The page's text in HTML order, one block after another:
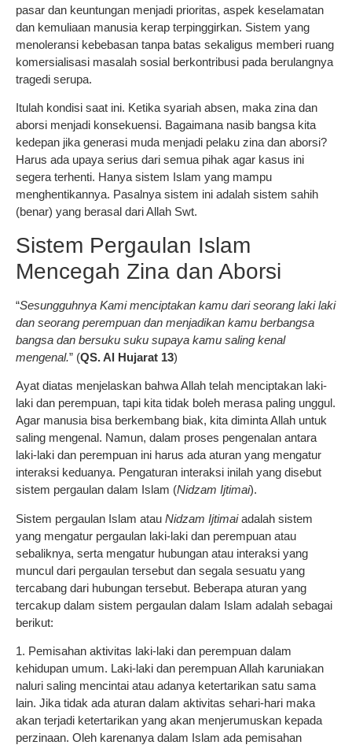
pasar dan keuntungan menjadi prioritas, aspek keselamatan
dan kemuliaan manusia kerap terpinggirkan. Sistem yang
menoleransi kebebasan tanpa batas sekaligus memberi ruang
komersialisasi masalah sosial berkontribusi pada berulangnya
tragedi serupa.
Itulah kondisi saat ini. Ketika syariah absen, maka zina dan
aborsi menjadi konsekuensi. Bagaimana nasib bangsa kita
kedepan jika generasi muda menjadi pelaku zina dan aborsi?
Harus ada upaya serius dari semua pihak agar kasus ini
segera terhenti. Hanya sistem Islam yang mampu
menghentikannya. Pasalnya sistem ini adalah sistem sahih
(benar) yang berasal dari Allah Swt.
Sistem Pergaulan Islam
Mencegah Zina dan Aborsi
“Sesungguhnya Kami menciptakan kamu dari seorang laki laki
dan seorang perempuan dan menjadikan kamu berbangsa
bangsa dan bersuku suku supaya kamu saling kenal
mengenal.” (QS. Al Hujarat 13)
Ayat diatas menjelaskan bahwa Allah telah menciptakan laki-
laki dan perempuan, tapi kita tidak boleh merasa paling unggul.
Agar manusia bisa berkembang biak, kita diminta Allah untuk
saling mengenal. Namun, dalam proses pengenalan antara
laki-laki dan perempuan ini harus ada aturan yang mengatur
interaksi keduanya. Pengaturan interaksi inilah yang disebut
sistem pergaulan dalam Islam (Nidzam Ijtimai).
Sistem pergaulan Islam atau Nidzam Ijtimaiadalah sistem
yang mengatur pergaulan laki-laki dan perempuan atau
sebaliknya, serta mengatur hubungan atau interaksi yang
muncul dari pergaulan tersebut dan segala sesuatu yang
tercabang dari hubungan tersebut. Beberapa aturan yang
tercakup dalam sistem pergaulan dalam Islam adalah sebagai
berikut:
1. Pemisahan aktivitas laki-laki dan perempuan dalam
kehidupan umum. Laki-laki dan perempuan Allah karuniakan
naluri saling mencintai atau adanya ketertarikan satu sama
lain. Jika tidak ada aturan dalam aktivitas sehari-hari maka
akan terjadi ketertarikan yang akan menjerumuskan kepada
perzinaan. Oleh karenanya dalam Islam ada pemisahan